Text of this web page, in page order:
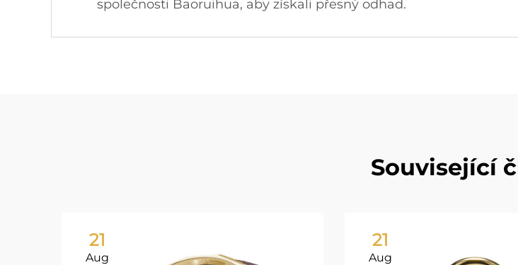
společnosti Baoruihua, aby získali přesný odhad.
Související
21
Aug
21
Aug